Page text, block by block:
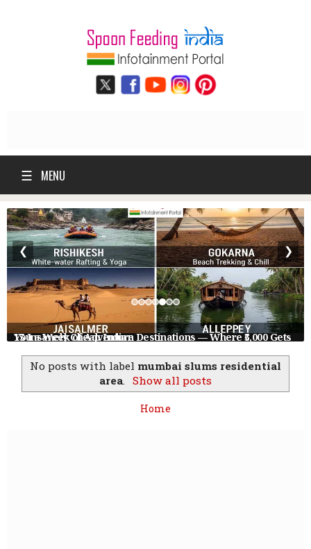
☰ MENU
10 Common Health Issues & Simple Home Remedies That Actually Work
❮ ❯
No posts with label mumbai slums residential
area. Show all posts
Home